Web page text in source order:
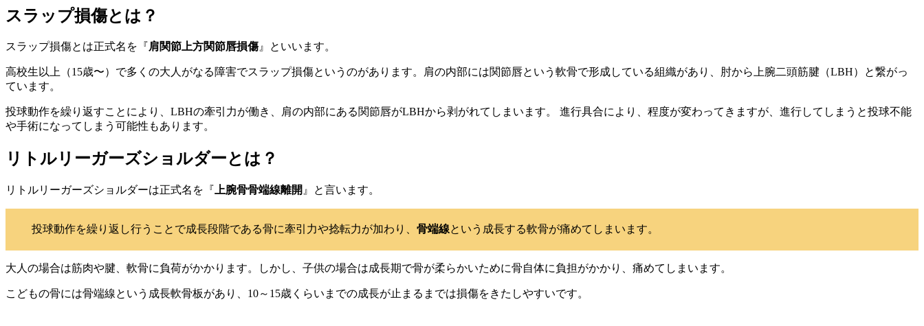
スラップ損傷とは？
スラップ損傷とは正式名を『肩関節上方関節唇損傷』といいます。
高校生以上（15歳〜）で多くの大人がなる障害でスラップ損傷というのがあります。肩の内部には関節唇という軟骨で形成している組織があり、肘から上腕二頭筋腱（LBH）と繋がっ
ています。
投球動作を繰り返すことにより、LBHの牽引力が働き、肩の内部にある関節唇がLBHから剥がれてしまいます。 進行具合により、程度が変わってきますが、進行してしまうと投球不能
や手術になってしまう可能性もあります。
リトルリーガーズショルダーとは？
リトルリーガーズショルダーは正式名を『 上腕骨骨端線離開 』と言います。
投球動作を繰り返し行うことで成長段階である骨に牽引力や捻転力が加わり、 骨端線という成長する軟骨が痛めてしまいます。
大人の場合は筋肉や腱、軟骨に負荷がかかります。しかし、子供の場合は成長期で骨が柔らかいために骨自体に負担がかかり、痛めてしまいます。
こどもの骨には骨端線という成長軟骨板があり、10～15歳くらいまでの成長が止まるまでは損傷をきたしやすいです。